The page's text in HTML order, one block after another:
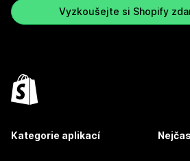
Vyzkoušejte si Shopify
Kategorie aplikací